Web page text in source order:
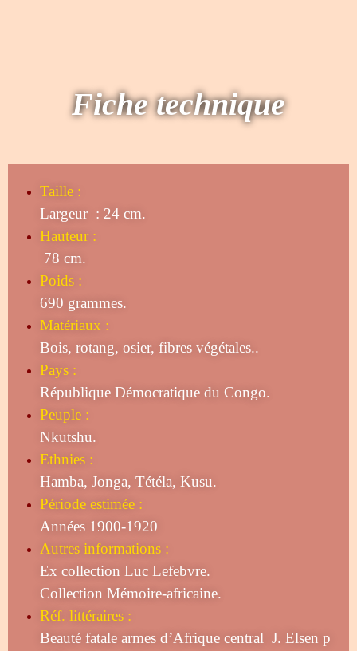
Fiche technique
Taille :
Largeur : 24 cm.
Hauteur :
78 cm.
Poids :
690 grammes.
Matériaux :
Bois, rotang, osier, fibres végétales..
Pays :
République Démocratique du Congo.
Peuple :
Nkutshu.
Ethnies :
Hamba, Jonga, Tétéla, Kusu.
Période estimée :
Années 1900-1920
Autres informations :
Ex collection Luc Lefebvre.
Collection Mémoire-africaine.
Réf. littéraires :
Beauté fatale armes d’Afrique central J. Elsen p